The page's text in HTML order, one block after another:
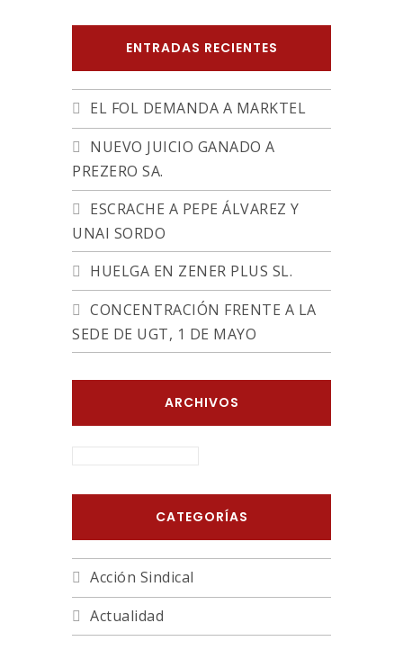
ENTRADAS RECIENTES
EL FOL DEMANDA A MARKTEL
NUEVO JUICIO GANADO A
PREZERO SA.
ESCRACHE A PEPE ÁLVAREZ Y
UNAI SORDO
HUELGA EN ZENER PLUS SL.
CONCENTRACIÓN FRENTE A LA
SEDE DE UGT, 1 DE MAYO
ARCHIVOS
CATEGORÍAS
Acción Sindical
Actualidad